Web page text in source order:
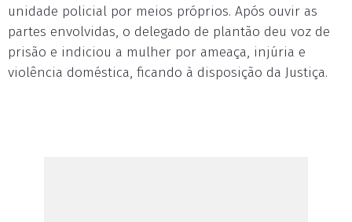
unidade policial por meios próprios. Após ouvir as
partes envolvidas, o delegado de plantão deu voz de
prisão e indiciou a mulher por ameaça, injúria e
violência doméstica, ficando à disposição da Justiça.